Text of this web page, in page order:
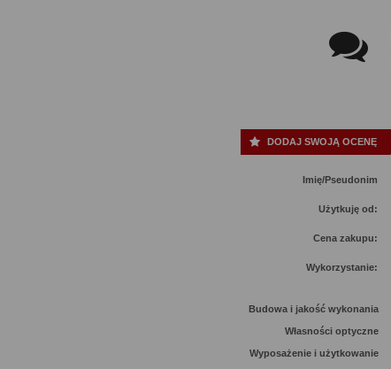
DODAJ SWOJĄ OCENĘ
Imię/Pseudonim
Użytkuję od:
Cena zakupu:
Wykorzystanie:
Budowa i jakość wykonania
Własności optyczne
Wyposażenie i użytkowanie